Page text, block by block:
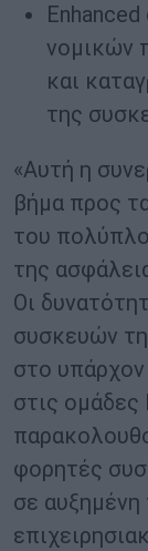
νομικών
και
της
«Αυτή η
βήμα προς
του
της
Οι
συσκευών
στο
στις ομάδες
φορητές
σε